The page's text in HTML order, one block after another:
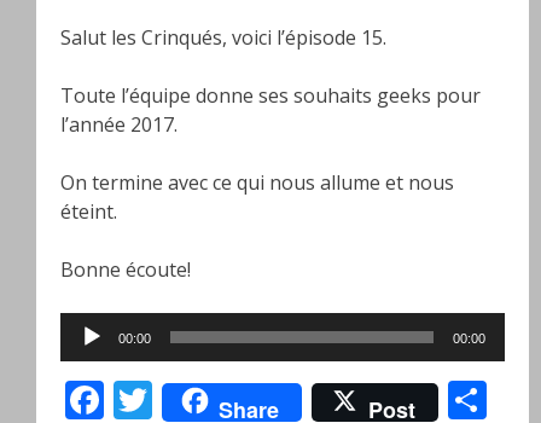
Salut les Crinqués, voici l’épisode 15.
Toute l’équipe donne ses souhaits geeks pour
l’année 2017.
On termine avec ce qui nous allume et nous
éteint.
Bonne écoute!
Lecteur
audio
00:00 00:00
Facebook
Twitter
Share Post